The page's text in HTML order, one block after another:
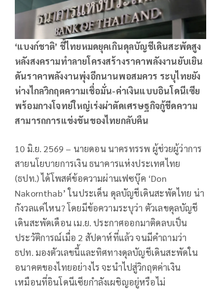
‘แบงก์ชาติ’ ชี้ไทยหมดยุคเกินดุลบัญชีเดินสะพัดสูง
หลังสงครามทำลายโครงสร้างราคาพลังงานยับเยิน
ดันราคาพลังงานพุ่งอีกนานพอสมควร ระบุไทยยัง
ห่างไกลวิกฤตความเชื่อมั่น-ค่าเงินแบบอินโดนีเซีย
พร้อมกางโจทย์ใหญ่เร่งผ่าตัดเศรษฐกิจกู้ขีดความ
สามารถการแข่งขันของไทยกลับคืน
10 มิ.ย. 2569 – นายดอน นาครทรรพ ผู้ช่วยผู้ว่าการ
สายนโยบายการเงิน ธนาคารแห่งประเทศไทย
(ธปท.) ได้โพสต์ข้อความผ่านเฟซบุ๊ค ‘Don
Nakornthab’ ในประเด็น ดุลบัญชีเดินสะพัดไทย น่า
กังวลแค่ไหน? โดยมีข้อความระบุว่า ตัวเลขดุลบัญชี
เดินสะพัดเดือน เม.ย. ประกาศออกมาติดลบเป็น
ประวัติการณ์เมื่อ 2 สัปดาห์ที่แล้ว จนมีคำถามว่า
ธปท. มองตัวเลขนี้และทิศทางดุลบัญชีเดินสะพัดใน
อนาคตของไทยอย่างไร จะนำไปสู่วิกฤตค่าเงิน
เหมือนที่อินโดนีเซียกำลังเผชิญอยู่หรือไม่